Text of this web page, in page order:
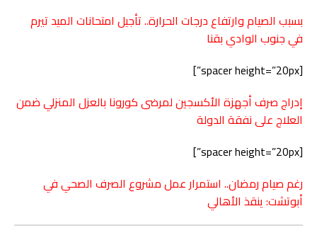
بسبب الصيام وارتفاع درجات الحرارة.. تأجيل امتحانات الميد تيرم
في جنوب الوادي بقنا
[spacer height=”20px”]
إدراج صرف أجهزة الأكسجين لمرضى كورونا بالعزل المنزلي ضمن
العلاج على نفقة الدولة
[spacer height=”20px”]
رغم صيام رمضان.. استمرار عمل مشروع الصرف الصحي في
أبوتشت: ينقذ الأهالي